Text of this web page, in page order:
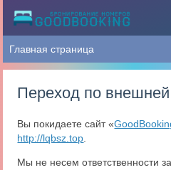
Переход по
Вы покидаете сайт «
http://lqbsz.top
Мы не несем ответственности